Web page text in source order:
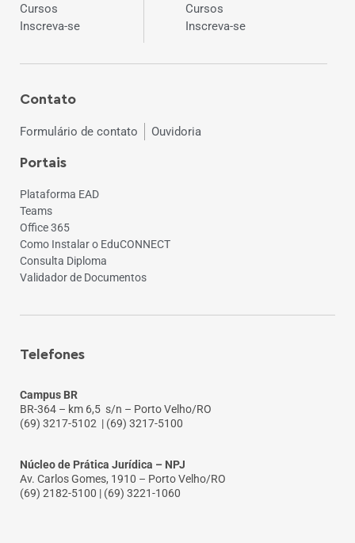
Cursos
Inscreva-se
Cursos
Inscreva-se
Contato
Formulário de contato Ouvidoria
Portais
Plataforma EAD
Teams
Office 365
Como Instalar o EduCONNECT
Consulta Diploma
Validador de Documentos
Telefones
Campus BR
BR-364 – km 6,5 s/n – Porto Velho/RO
(69) 3217-5102 | (69) 3217-5100
Núcleo de Prática Jurídica – NPJ
Av. Carlos Gomes, 1910 – Porto Velho/RO
(69) 2182-5100 | (69) 3221-1060